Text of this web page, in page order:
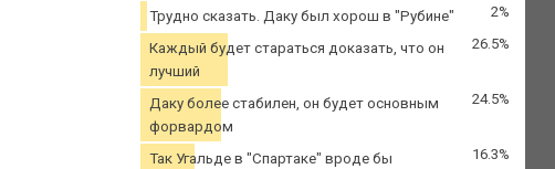
Трудно сказать. Даку был хорош в "Рубине" 2%
Каждый будет стараться доказать, что он
лучший
26.5%
Даку более стабилен, он будет основным
форвардом
24.5%
Так Угальде в "Спартаке" вроде бы
16.3%